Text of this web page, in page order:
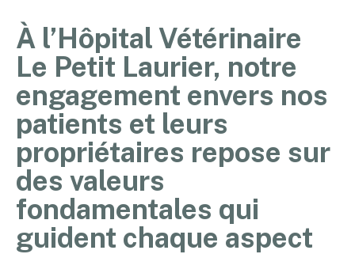
À l’Hôpital Vétérinaire
Le Petit Laurier, notre
engagement envers nos
patients et leurs
propriétaires repose sur
des valeurs
fondamentales qui
guident chaque aspect